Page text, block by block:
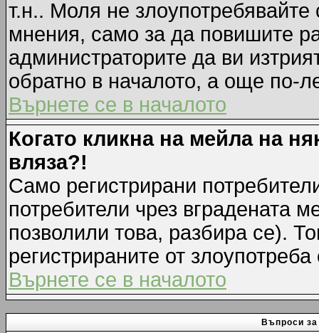
т.н.. Моля не
мнения, само за да повишите
администраторите да ви
обратно в началото, а още по-
Върнете се в началото
Когато кликна на мейла на
вляза?!
Само регистрирани
потребители чрез вградената
позволили това, разбира се).
регистрираните от
Върнете се в началото
Въпроси